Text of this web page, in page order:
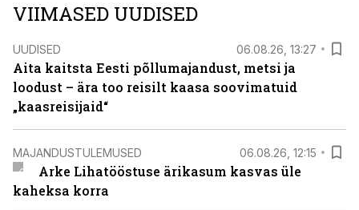
VIIMASED UUDISED
UUDISED 06.08.26, 13:27
Aita kaitsta Eesti põllumajandust, metsi ja
loodust – ära too reisilt kaasa soovimatuid
„kaasreisijaid“
MAJANDUSTULEMUSED 06.08.26, 12:15
Arke Lihatööstuse ärikasum kasvas üle
kaheksa korra